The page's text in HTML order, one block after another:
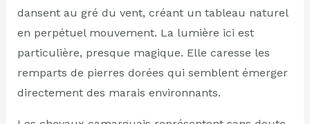
dansent au gré du vent, créant un tableau naturel
en perpétuel mouvement. La lumière ici est
particulière, presque magique. Elle caresse les
remparts de pierres dorées qui semblent émerger
directement des marais environnants.